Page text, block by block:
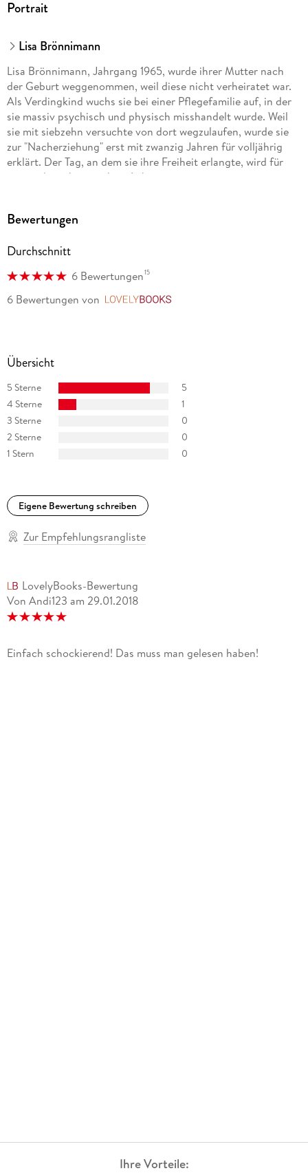
Portrait
Lisa Brönnimann
Lisa Brönnimann, Jahrgang 1965, wurde ihrer Mutter nach
der Geburt weggenommen, weil diese nicht verheiratet war.
Als Verdingkind wuchs sie bei einer Pflegefamilie auf, in der
sie massiv psychisch und physisch misshandelt wurde. Weil
sie mit siebzehn versuchte von dort wegzulaufen, wurde sie
zur "Nacherziehung" erst mit zwanzig Jahren für volljährig
erklärt. Der Tag, an dem sie ihre Freiheit erlangte, wird für
immer der schönste ihres Lebens sein.
Bewertungen
Durchschnitt
6 Bewertungen15
6 Bewertungen von
Übersicht
5 Sterne
5
4 Sterne
1
3 Sterne
0
2 Sterne
0
1 Stern
0
Eigene Bewertung schreiben
Zur Empfehlungsrangliste
LovelyBooks-Bewertung
Von Andi123 am 29.01.2018
Einfach schockierend! Das muss man gelesen haben!
Ihre Vorteile: